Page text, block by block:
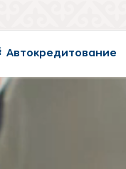
Автокредитование